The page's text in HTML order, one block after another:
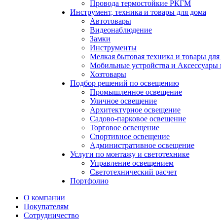
Провода термостойкие РКГМ
Инструмент, техника и товары для дома
Автотовары
Видеонаблюдение
Замки
Инструменты
Мелкая бытовая техника и товары для
Мобильные устройства и Аксессуары
Хозтовары
Подбор решений по освещению
Промышленное освещение
Уличное освещение
Архитектурное освещение
Садово-парковое освещение
Торговое освещение
Спортивное освещение
Административное освещение
Услуги по монтажу и светотехнике
Управление освещением
Светотехнический расчет
Портфолио
О компании
Покупателям
Сотрудничество